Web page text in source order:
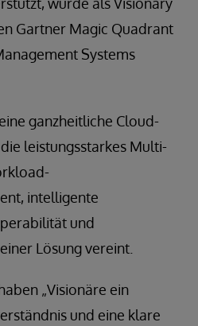
Gartner Magic Quadrant
Systems
ganzheitliche Cloud-
leistungsstarkes Multi-
intelligente
und
Lösung vereint.
„Visionäre ein
und eine klare